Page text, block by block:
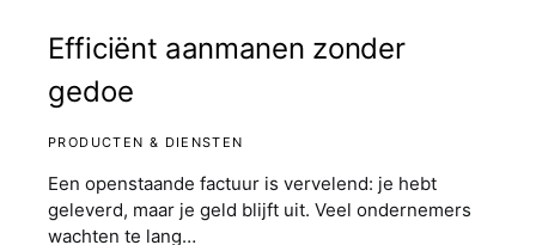
Efficiënt aanmanen zonder
gedoe
PRODUCTEN & DIENSTEN
Een openstaande factuur is vervelend: je hebt
geleverd, maar je geld blijft uit. Veel ondernemers
wachten te lang…